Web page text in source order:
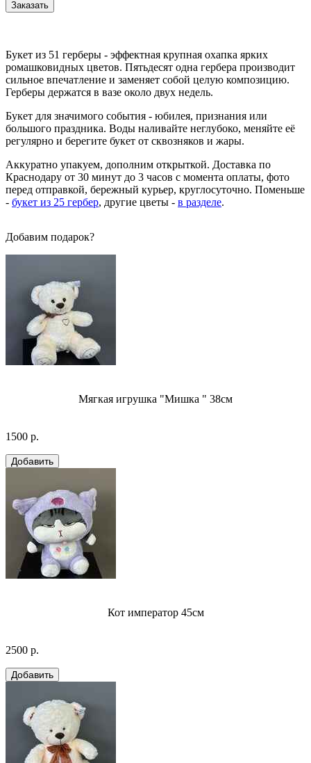
Заказать
Букет из 51 герберы - эффектная крупная охапка ярких
ромашковидных цветов. Пятьдесят одна гербера производит
сильное впечатление и заменяет собой целую композицию.
Герберы держатся в вазе около двух недель.
Букет для значимого события - юбилея, признания или
большого праздника. Воды наливайте неглубоко, меняйте её
регулярно и берегите букет от сквозняков и жары.
Аккуратно упакуем, дополним открыткой. Доставка по
Краснодару от 30 минут до 3 часов с момента оплаты, фото
перед отправкой, бережный курьер, круглосуточно. Поменьше
- букет из 25 гербер, другие цветы - в разделе.
Добавим подарок?
Мягкая игрушка "Мишка " 38см
1500 р.
Кот император 45см
2500 р.